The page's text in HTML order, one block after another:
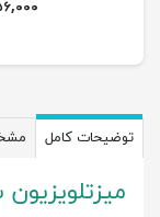
توضیحات کامل